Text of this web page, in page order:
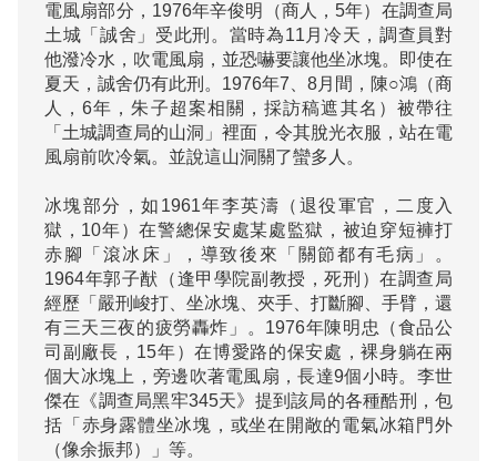
電風扇部分，1976年辛俊明（商人，5年）在調查局
土城「誠舍」受此刑。當時為11月冷天，調查員對
他潑冷水，吹電風扇，並恐嚇要讓他坐冰塊。即使在
夏天，誠舍仍有此刑。1976年7、8月間，陳○鴻（商
人，6年，朱子超案相關，採訪稿遮其名）被帶往
「土城調查局的山洞」裡面，令其脫光衣服，站在電
風扇前吹冷氣。並說這山洞關了蠻多人。
冰塊部分，如1961年李英濤（退役軍官，二度入
獄，10年）在警總保安處某處監獄，被迫穿短褲打
赤腳「滾冰床」，導致後來「關節都有毛病」。
1964年郭子猷（逢甲學院副教授，死刑）在調查局
經歷「嚴刑峻打、坐冰塊、夾手、打斷腳、手臂，還
有三天三夜的疲勞轟炸」。1976年陳明忠（食品公
司副廠長，15年）在博愛路的保安處，裸身躺在兩
個大冰塊上，旁邊吹著電風扇，長達9個小時。李世
傑在《調查局黑牢345天》提到該局的各種酷刑，包
括「赤身露體坐冰塊，或坐在開敞的電氣冰箱門外
（像余振邦）」等。